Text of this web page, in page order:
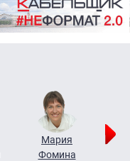
Мария
Фомина